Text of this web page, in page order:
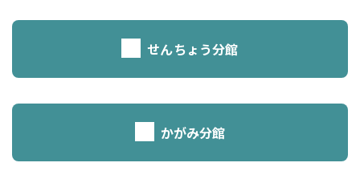
せんちょう分館
かがみ分館